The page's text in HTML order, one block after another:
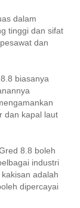
dalam
tinggi dan sifat
dan
biasanya
dan kapal laut
8.8 boleh
industri
adalah
dipercayai